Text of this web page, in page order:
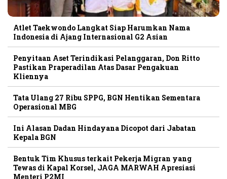
Atlet Taekwondo Langkat Siap Harumkan Nama
Indonesia di Ajang Internasional G2 Asian
Penyitaan Aset Terindikasi Pelanggaran, Don Ritto
Pastikan Praperadilan Atas Dasar Pengakuan
Kliennya
Tata Ulang 27 Ribu SPPG, BGN Hentikan Sementara
Operasional MBG
Ini Alasan Dadan Hindayana Dicopot dari Jabatan
Kepala BGN
Bentuk Tim Khusus terkait Pekerja Migran yang
Tewas di Kapal Korsel, JAGA MARWAH Apresiasi
Menteri P2MI